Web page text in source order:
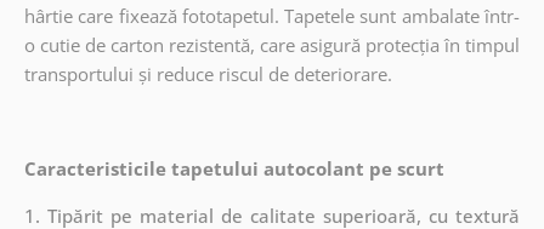
hârtie care fixează fototapetul. Tapetele sunt ambalate într-
o cutie de carton rezistentă, care asigură protecția în timpul
transportului și reduce riscul de deteriorare.
Caracteristicile tapetului autocolant pe scurt
1. Tipărit pe material de calitate superioară, cu textură